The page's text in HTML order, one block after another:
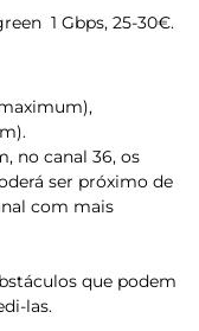
1 Gbps, 25-30€.
no canal 36, os
ser próximo de
com mais
que podem
las.